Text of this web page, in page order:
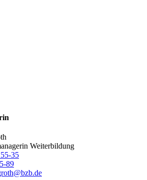
Weiterbildung
35
89